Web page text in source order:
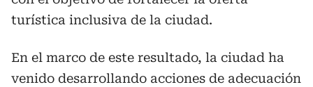
turística inclusiva de la ciudad.
En el marco de este resultado, la ciudad ha
venido desarrollando acciones de adecuación